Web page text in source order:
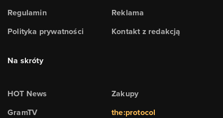
Regulamin
Polityka prywatności
Reklama
Kontakt z redakcją
Na skróty
HOT News
GramTV
Zakupy
the:protocol